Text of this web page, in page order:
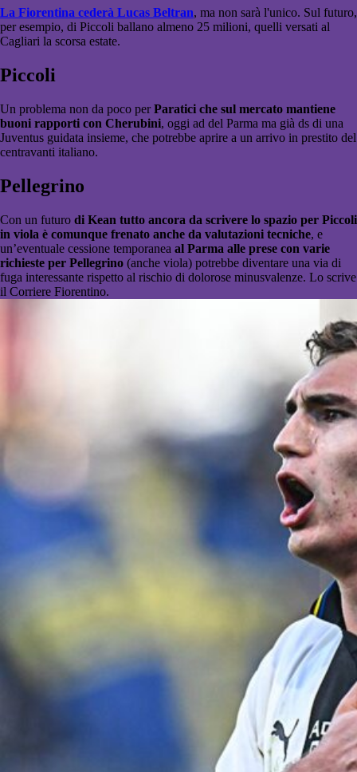
La Fiorentina cederà Lucas Beltran, ma non sarà l'unico. Sul futuro,
per esempio, di Piccoli ballano almeno 25 milioni, quelli versati al
Cagliari la scorsa estate.
Piccoli
Un problema non da poco perParatici che sul mercato mantiene
buoni rapporti con Cherubini, oggi ad del Parma ma già ds di una
Juventus guidata insieme, che potrebbe aprire a un arrivo in prestito del
centravanti italiano.
Pellegrino
Con un futuro di Kean tutto ancora da scrivere lo spazio per Piccoli
in viola è comunque frenato anche da valutazioni tecniche, e
un’eventuale cessione temporanea al Parma alle prese con varie
richieste per Pellegrino (anche viola) potrebbe diventare una via di
fuga interessante rispetto al rischio di dolorose minusvalenze. Lo scrive
il Corriere Fiorentino.